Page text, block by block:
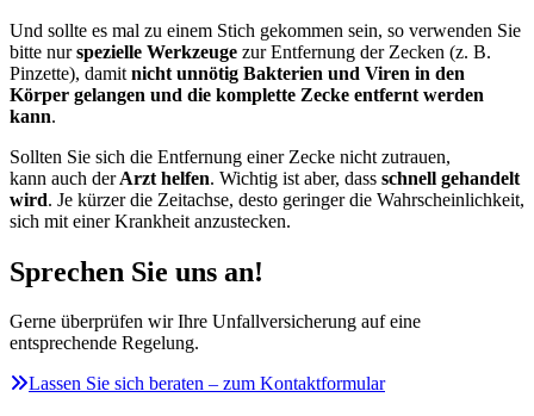
Und sollte es mal zu einem Stich gekommen sein, so verwenden Sie
bitte nurspezielle Werkzeuge zur Entfernung der Zecken (z. B.
Pinzette), damit nicht unnötig Bakterien und Viren in den
Körper gelangen und die komplette Zecke entfernt werden
kann.
Sollten Sie sich die Entfernung einer Zecke nicht zutrauen,
kann auch derArzt helfen. Wichtig ist aber, dass schnell gehandelt
wird. Je kürzer die Zeitachse, desto geringer die Wahrscheinlichkeit,
sich mit einer Krankheit anzustecken.
Sprechen Sie uns an!
Gerne überprüfen wir Ihre Unfallversicherung auf eine
entsprechende Regelung.
Lassen Sie sich beraten – zum Kontaktformular